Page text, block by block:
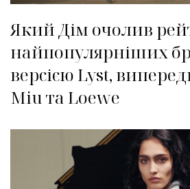
Який Дім очолив
найпопулярніших
версією Lyst,
Miu та Loewe